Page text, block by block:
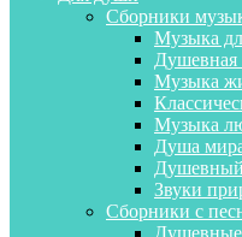
Сборники
Музыка
Душевная
Музыка
Музыка
Душа
Звуки
Сборники с